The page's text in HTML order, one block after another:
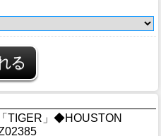
TIGER」◆HOUSTON